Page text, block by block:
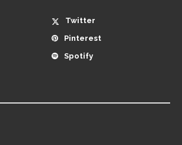
Twitter
Pinterest
Spotify